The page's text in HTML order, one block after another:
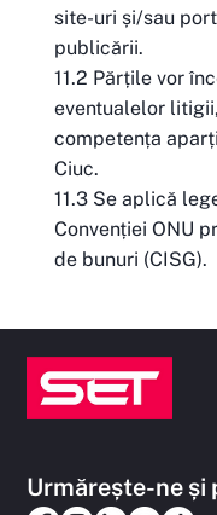
site-uri și/sau
publicării.
11.2 Părțile vor
eventualelor
competența
Ciuc.
11.3 Se aplică
Convenției ONU
de bunuri (CISG).
Urmărește-ne și